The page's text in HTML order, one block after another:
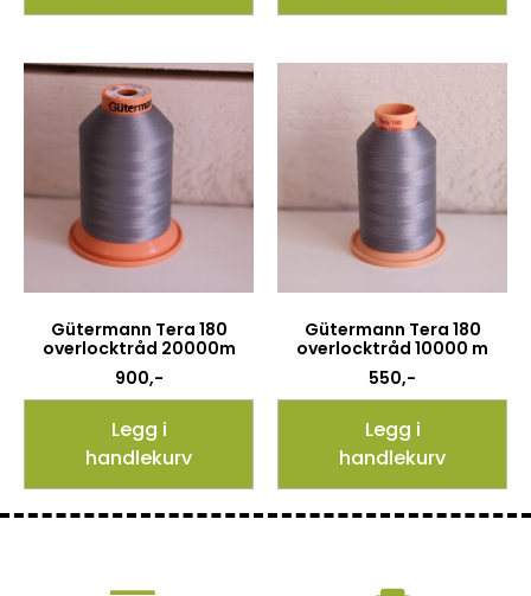
Gütermann Tera 180
overlocktråd 20000m
900,-
Legg i
handlekurv
Gütermann Tera 180
overlocktråd 10000 m
550,-
Legg i
handlekurv